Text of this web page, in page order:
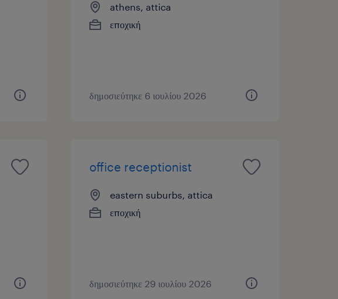
athens, attica
εποχική
δημοσιεύτηκε 6 ιουλίου 2026
office receptionist
eastern suburbs, attica
εποχική
δημοσιεύτηκε 29 ιουλίου 2026